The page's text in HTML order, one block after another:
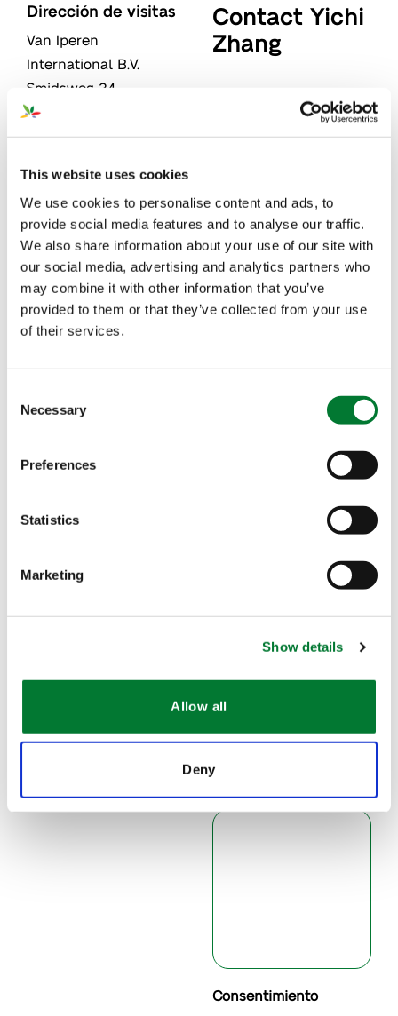
This website uses cookies
We use cookies to personalise content and ads, to
provide social media features and to analyse our traffic.
We also share information about your use of our site with
our social media, advertising and analytics partners who
may combine it with other information that you’ve
provided to them or that they’ve collected from your use
of their services.
Selection
Necessary
Preferences
Statistics
Marketing
Show details
Allow all
Deny
Dirección de visitas
Van Iperen
International B.V.
Smidsweg 24
3273 LK
Países Bajos
Dirección postal
Van Iperen
International B.V.
P.O. Box 1333
3260 AH OUD-
BEIJERLAND
Países Bajos
E. info@iperen.com
Contact Yichi
Zhang
Nombre
Número de teléfono
Consentimiento